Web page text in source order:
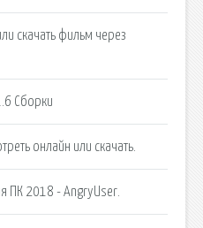
скачать фильм через
Сборки
онлайн или скачать.
ПК 2018 - AngryUser.